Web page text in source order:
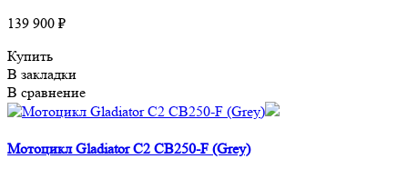
139 900 ₽
Купить
В закладки
В сравнение
Мотоцикл Gladiator C2 CB250-F (Grey)